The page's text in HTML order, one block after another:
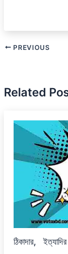
PREVIOUS
Related
ঠিকাদার,